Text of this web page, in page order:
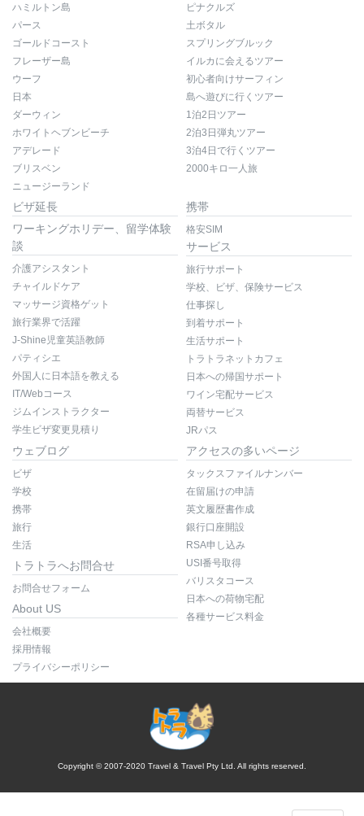
ハミルトン島
パース
ゴールドコースト
フレーザー島
ウーフ
日本
ダーウィン
ホワイトヘブンビーチ
アデレード
ブリスベン
ニュージーランド
ピナクルズ
土ボタル
スプリングブルック
イルカに会えるツアー
初心者向けサーフィン
島へ遊びに行くツアー
1泊2日ツアー
2泊3日弾丸ツアー
3泊4日で行くツアー
2000キロ一人旅
ビザ延長
ワーキングホリデー、留学体験
談
介護アシスタント
チャイルドケア
マッサージ資格ゲット
旅行業界で活躍
J-Shine児童英語教師
パティシエ
外国人に日本語を教える
IT/Webコース
ジムインストラクター
学生ビザ変更見積り
携帯
格安SIM
サービス
旅行サポート
学校、ビザ、保険サービス
仕事探し
到着サポート
生活サポート
トラトラネットカフェ
日本への帰国サポート
ワイン宅配サービス
両替サービス
JRパス
ウェブログ
ビザ
学校
携帯
旅行
生活
トラトラへお問合せ
お問合せフォーム
About US
会社概要
採用情報
プライバシーポリシー
アクセスの多いページ
タックスファイルナンバー
在留届けの申請
英文履歴書作成
銀行口座開設
RSA申し込み
USI番号取得
バリスタコース
日本への荷物宅配
各種サービス料金
Copyright © 2007-2020 Travel & Travel Pty Ltd. All rights reserved.